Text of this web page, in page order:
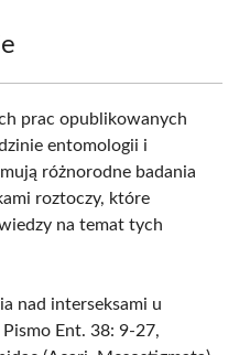
prac opublikowanych
entomologii i
różnorodne badania
roztoczy, które
na temat tych
nad interseksami u
Ent. 38: 9-27,